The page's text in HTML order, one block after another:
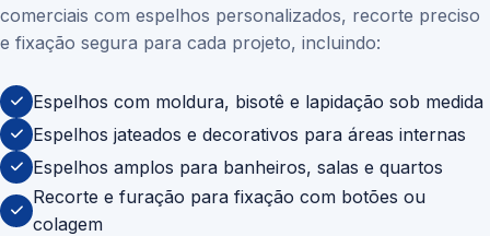
comerciais com espelhos personalizados, recorte preciso
e fixação segura para cada projeto, incluindo:
Espelhos com moldura, bisotê e lapidação sob medida
Espelhos jateados e decorativos para áreas internas
Espelhos amplos para banheiros, salas e quartos
Recorte e furação para fixação com botões ou
colagem